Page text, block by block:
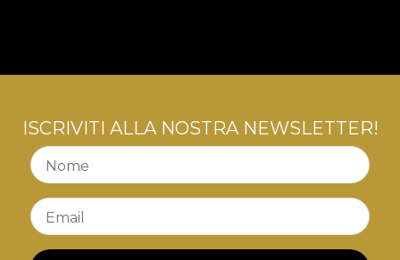
ISCRIVITI ALLA NOSTRA NEWSLETTER!
Nome
Email